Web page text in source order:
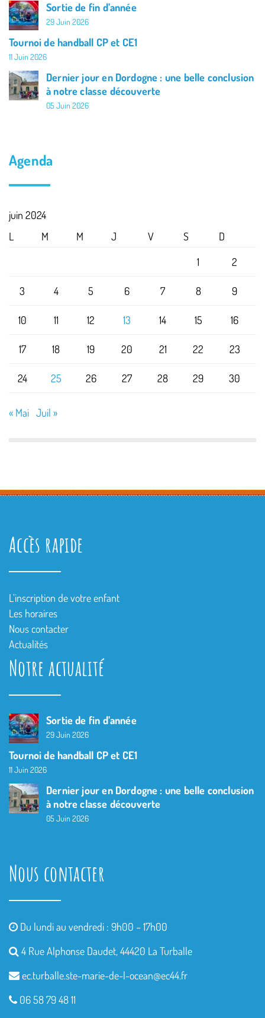
Sortie de fin d’année
29 Juin 2026
Tournoi de handball CP et CE1
11 Juin 2026
Dernier jour en Dordogne : une belle conclusion
à notre classe découverte
05 Juin 2026
Agenda
juin 2024
L
M M J V S
D
1
2
3 4 5 6 7 8 9
10 11 12 13 14 15 16
17 18 19 20 21 22 23
24 25 26 27 28 29 30
« Mai Juil »
Accès rapide
L’inscription de votre enfant
Les horaires
Nous contacter
Actualités
Notre actualité
Sortie de fin d’année
29 Juin 2026
Tournoi de handball CP et CE1
11 Juin 2026
Dernier jour en Dordogne : une belle conclusion
à notre classe découverte
05 Juin 2026
Nous contacter
Du lundi au vendredi : 9h00 – 17h00
4 Rue Alphonse Daudet, 44420 La Turballe
ec.turballe.ste-marie-de-l-ocean@ec44.fr
06 58 79 48 11